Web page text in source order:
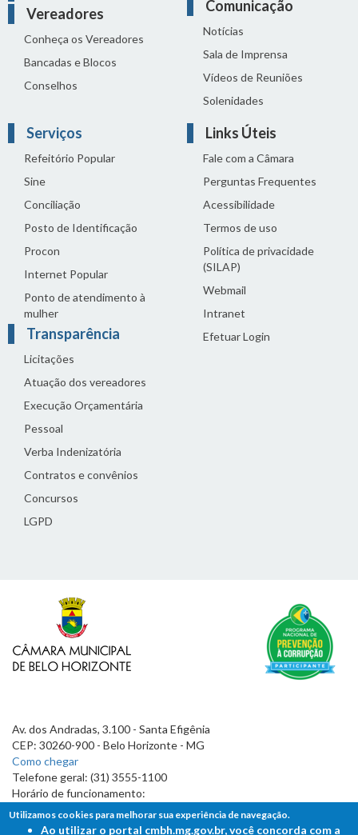
Vereadores
Conheça os Vereadores
Bancadas e Blocos
Conselhos
Comunicação
Notícias
Sala de Imprensa
Vídeos de Reuniões
Solenidades
Serviços
Refeitório Popular
Sine
Conciliação
Posto de Identificação
Procon
Internet Popular
Ponto de atendimento à
mulher
Transparência
Licitações
Atuação dos vereadores
Execução Orçamentária
Pessoal
Verba Indenizatória
Contratos e convênios
Concursos
LGPD
Links Úteis
Fale com a Câmara
Perguntas Frequentes
Acessibilidade
Termos de uso
Política de privacidade
(SILAP)
Webmail
Intranet
Efetuar Login
Av. dos Andradas, 3.100 - Santa Efigênia
CEP: 30260-900 - Belo Horizonte - MG
Como chegar
Telefone geral: (31) 3555-1100
Horário de funcionamento:
7h às 19h
Utilizamos cookies para melhorar sua experiência de navegação.
Ao utilizar o portal cmbh.mg.gov.br, você concorda com a